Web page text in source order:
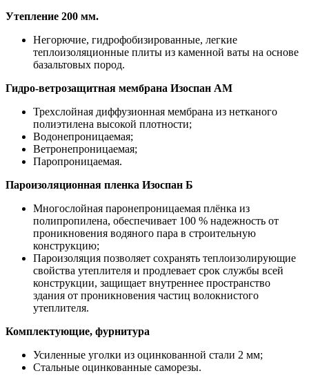
Утепление 200 мм.
Негорючие, гидрофобизированные, легкие
теплоизоляционные плиты из каменной ваты на основе
базальтовых пород.
Гидро-ветрозащитная мембрана Изоспан АМ
Трехслойная диффузионная мембрана из нетканого
полиэтилена высокой плотности;
Водонепроницаемая;
Ветронепроницаемая;
Паропроницаемая.
Пароизоляционная пленка Изоспан Б
Многослойная паронепроницаемая плёнка из
полипропилена, обеспечивает 100 % надежность от
проникновения водяного пара в строительную
конструкцию;
Пароизоляция позволяет сохранять теплоизолирующие
свойства утеплителя и продлевает срок службы всей
конструкции, защищает внутреннее пространство
здания от проникновения частиц волокнистого
утеплителя.
Комплектующие, фурнитура
Усиленные уголки из оцинкованной стали 2 мм;
Стальные оцинкованные саморезы.